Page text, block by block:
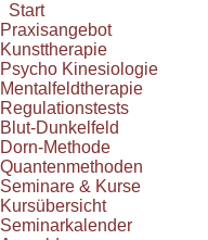
Start
Praxisangebot
Kunsttherapie
Psycho Kinesiologie
Mentalfeldtherapie
Regulationstests
Blut-Dunkelfeld
Dorn-Methode
Quantenmethoden
Seminare & Kurse
Kursübersicht
Seminarkalender